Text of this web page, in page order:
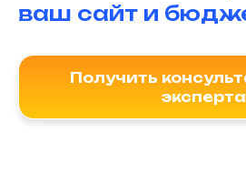
ваш сайт и
Получить
эксперта